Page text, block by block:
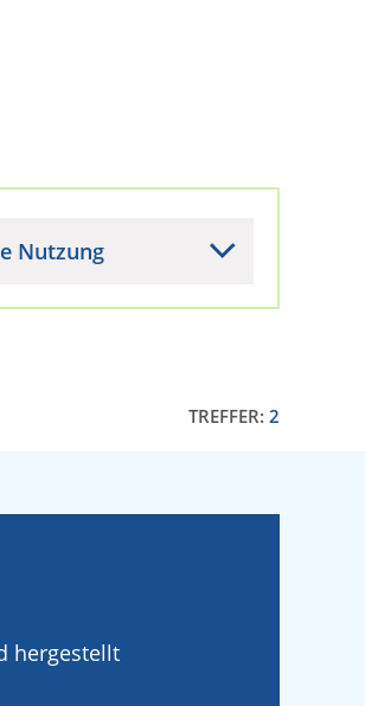
Nutzung
TREFFER: 2
hergestellt